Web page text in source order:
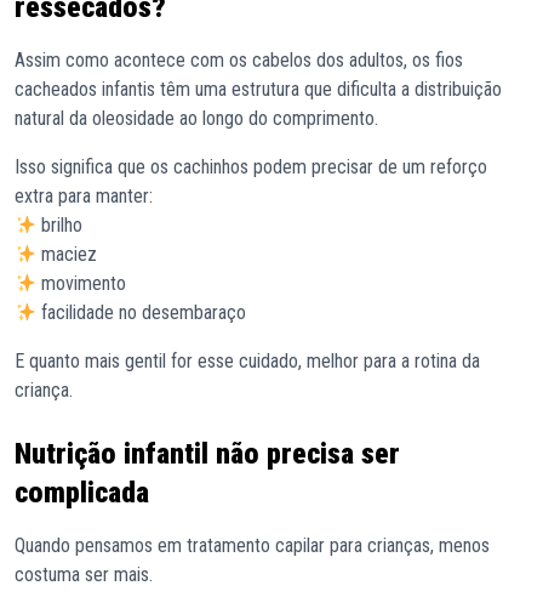
ressecados?
Assim como acontece com os cabelos dos adultos, os fios
cacheados infantis têm uma estrutura que dificulta a distribuição
natural da oleosidade ao longo do comprimento.
Isso significa que os cachinhos podem precisar de um reforço
extra para manter:
brilho
maciez
movimento
facilidade no desembaraço
E quanto mais gentil for esse cuidado, melhor para a rotina da
criança.
Nutrição infantil não precisa ser
complicada
Quando pensamos em tratamento capilar para crianças, menos
costuma ser mais.